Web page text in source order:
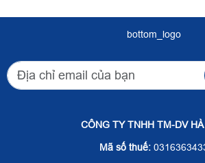
bottom_logo
CÔNG TY TNHH TM-DV
Mã số thuế: